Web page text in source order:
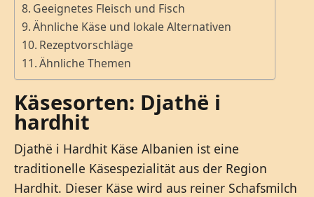
Geeignetes Fleisch und Fisch
Ähnliche Käse und lokale Alternativen
Rezeptvorschläge
Ähnliche Themen
Käsesorten: Djathë i
hardhit
Djathë i Hardhit Käse Albanien ist eine
traditionelle Käsespezialität aus der Region
Hardhit. Dieser Käse wird aus reiner Schafsmilch